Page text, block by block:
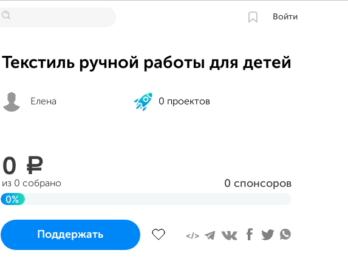
Войти
Текстиль ручной работы для детей
Елена 0 проектов
0 a
из 0 собрано 0 спонсоров
0%
Проект начался и завершится
в пятницу 18 августа 2023 в 20:36 MSK
Поддержать